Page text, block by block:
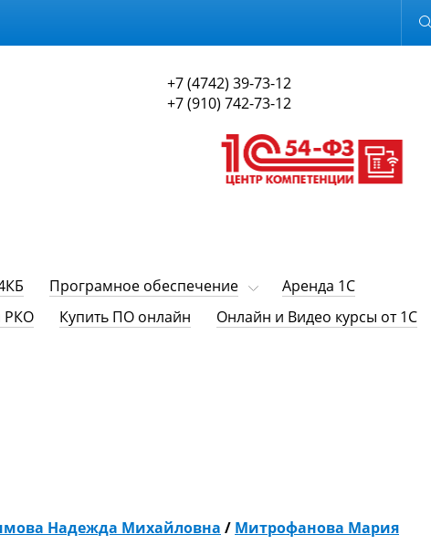
Обычная версия
+7 (4742) 39-73-12
+7 (910) 742-73-12
Програмное обеспечение
Аренда 1С
РКО Купить ПО онлайн
Онлайн и Видео курсы от 1С
Надежда Михайловна / Митрофанова Мария